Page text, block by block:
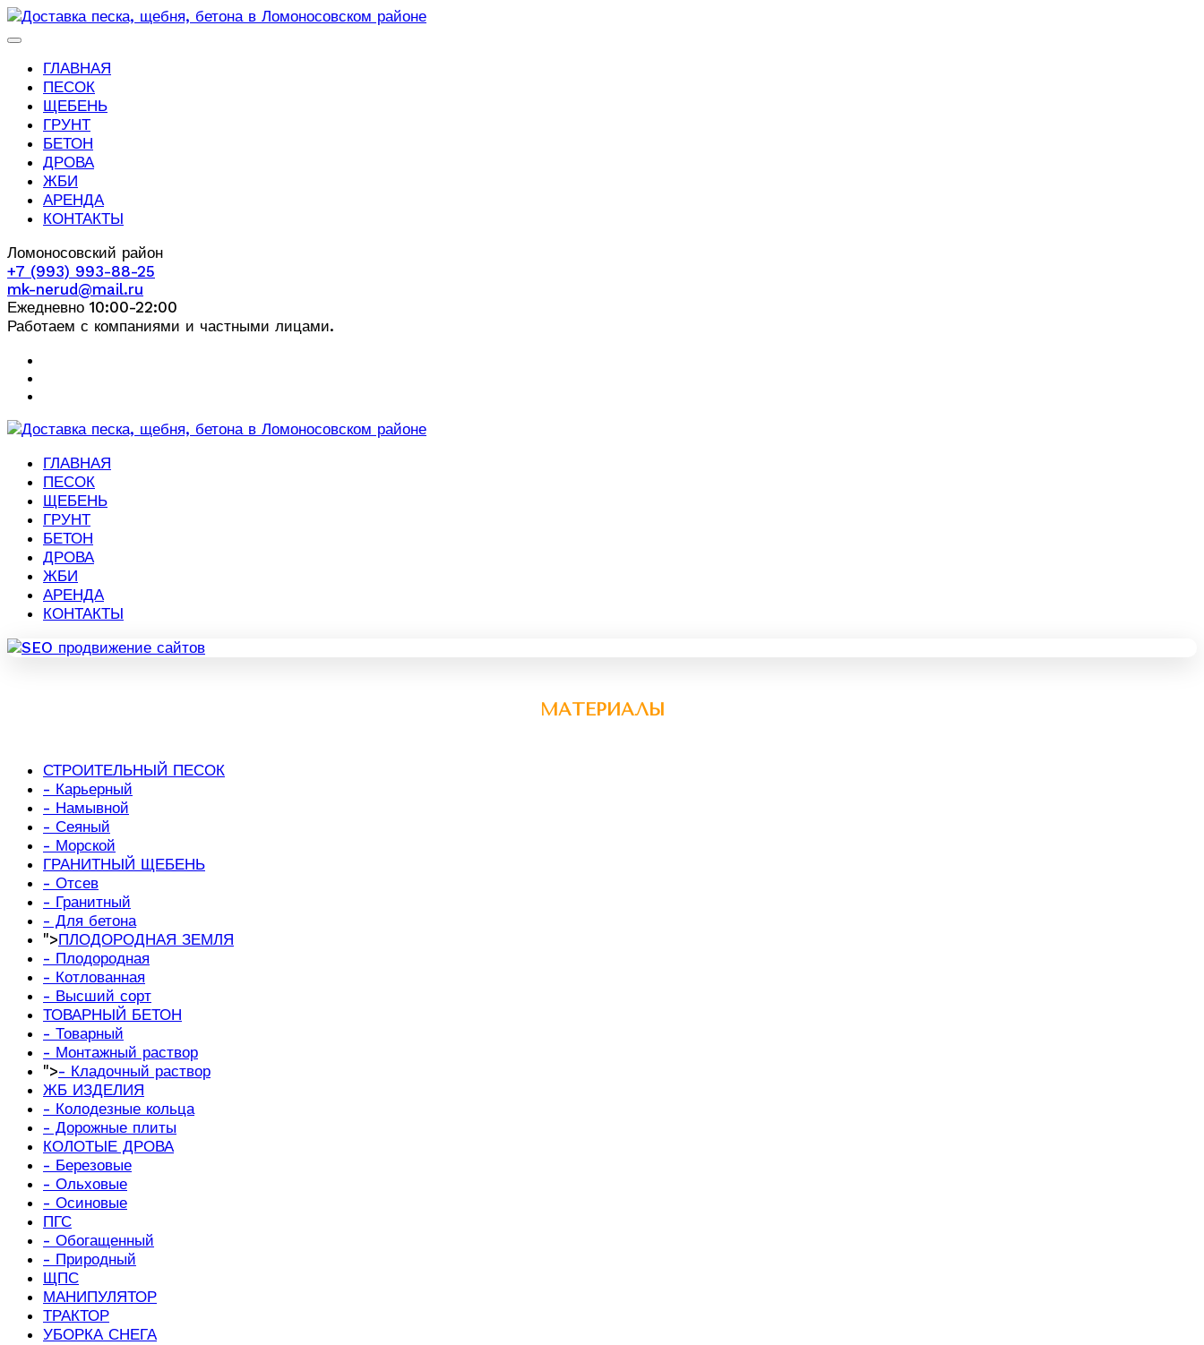
ГЛАВНАЯ
ПЕСОК
ЩЕБЕНЬ
ГРУНТ
БЕТОН
ДРОВА
ЖБИ
АРЕНДА
КОНТАКТЫ
Ломоносовский район
+7 (993) 993-88-25
mk-nerud@mail.ru
Ежедневно 10:00-22:00
Работаем с компаниями и частными лицами.
ГЛАВНАЯ
ПЕСОК
ЩЕБЕНЬ
ГРУНТ
БЕТОН
ДРОВА
ЖБИ
АРЕНДА
КОНТАКТЫ
МАТЕРИАЛЫ
СТРОИТЕЛЬНЫЙ ПЕСОК
- Карьерный
- Намывной
- Сеяный
- Морской
ГРАНИТНЫЙ ЩЕБЕНЬ
- Отсев
- Гранитный
- Для бетона
">ПЛОДОРОДНАЯ ЗЕМЛЯ
- Плодородная
- Котлованная
- Высший сорт
ТОВАРНЫЙ БЕТОН
- Товарный
- Монтажный раствор
">- Кладочный раствор
ЖБ ИЗДЕЛИЯ
- Колодезные кольца
- Дорожные плиты
КОЛОТЫЕ ДРОВА
- Березовые
- Ольховые
- Осиновые
ПГС
- Обогащенный
- Природный
ЩПС
МАНИПУЛЯТОР
ТРАКТОР
УБОРКА СНЕГА